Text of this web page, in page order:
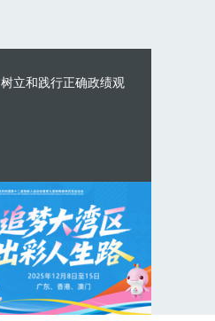
树立和践行正确政绩观